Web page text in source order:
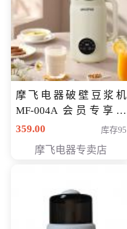
摩飞电器破壁豆浆机
MF-004A 会员专享价
168元
359.00 库存95
摩飞电器专卖店